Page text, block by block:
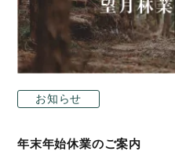
お知らせ
年末年始休業のご案内